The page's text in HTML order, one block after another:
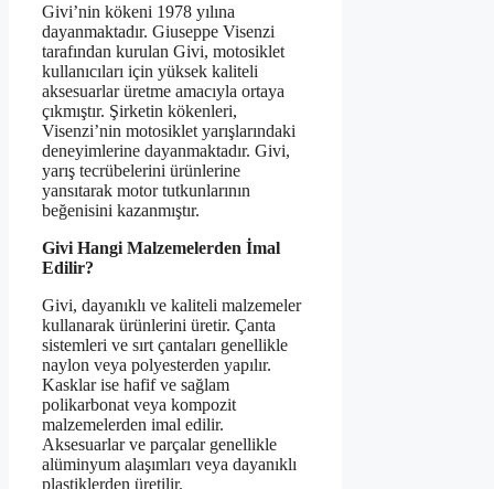
Givi’nin kökeni 1978 yılına
dayanmaktadır. Giuseppe Visenzi
tarafından kurulan Givi, motosiklet
kullanıcıları için yüksek kaliteli
aksesuarlar üretme amacıyla ortaya
çıkmıştır. Şirketin kökenleri,
Visenzi’nin motosiklet yarışlarındaki
deneyimlerine dayanmaktadır. Givi,
yarış tecrübelerini ürünlerine
yansıtarak motor tutkunlarının
beğenisini kazanmıştır.
Givi Hangi Malzemelerden İmal
Edilir?
Givi, dayanıklı ve kaliteli malzemeler
kullanarak ürünlerini üretir. Çanta
sistemleri ve sırt çantaları genellikle
naylon veya polyesterden yapılır.
Kasklar ise hafif ve sağlam
polikarbonat veya kompozit
malzemelerden imal edilir.
Aksesuarlar ve parçalar genellikle
alüminyum alaşımları veya dayanıklı
plastiklerden üretilir.